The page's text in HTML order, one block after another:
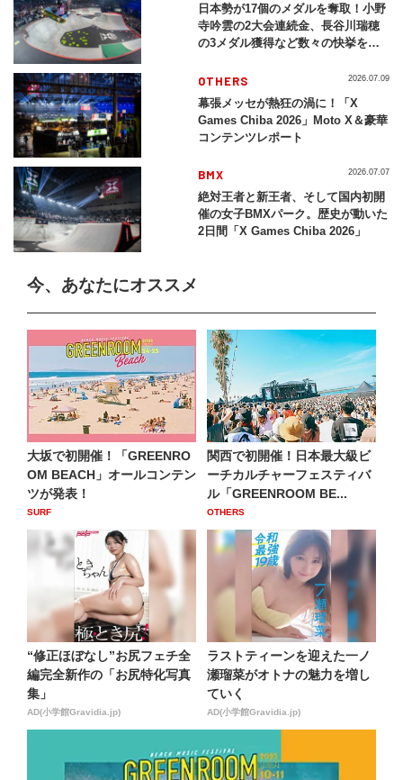
日本勢が17個のメダルを奪取！小野
寺吟雲の2大会連続金、長谷川瑞穂
の3メダル獲得など数々の快挙をプ
2026」
OTHERS
幕張メッセが熱狂の渦に！「X
Games Chiba 2026」Moto X＆豪華
コンテンツレポート
2026.07.09
BMX
絶対王者と新王者、そして国内初開
催の女子BMXパーク。歴史が動いた
2日間「X Games Chiba 2026」
2026.07.07
今、あなたにオススメ
大坂で初開催！「GREENRO
OM BEACH」オールコンテン
ツが発表！
SURF
関⻄で初開催！⽇本最⼤級ビ
ーチカルチャーフェスティバ
ル「GREENROOM BE...
OTHERS
“修正ほぼなし”お尻フェチ全
編完全新作の「お尻特化写真
集」
AD(小学館Gravidia.jp)
ラストティーンを迎えた一ノ
瀬瑠菜がオトナの魅力を増し
ていく
AD(小学館Gravidia.jp)